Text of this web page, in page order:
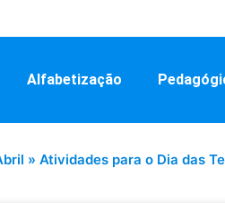
Alfabetização
» Atividades para o Dia das